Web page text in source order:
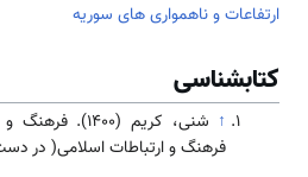
ارتفاعات و ناهمواری های سوریه
کتابشناسی
↑
شنی، کریم
فرهنگ و ارتباطات اسلامی( در